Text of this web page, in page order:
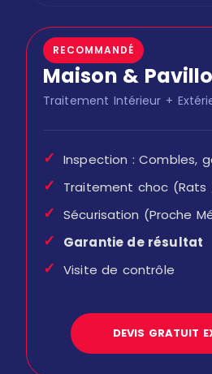
RECOMMANDÉ
Maison &
Traitement Intérieur +
✓ Inspection : Combles,
✓ Traitement choc (Rats
✓ Sécurisation (Proche
✓ Garantie de résultat
✓ Visite de contrôle
DEVIS GRATUIT